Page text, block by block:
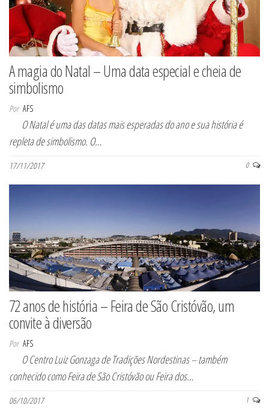
A magia do Natal – Uma data especial e cheia de
simbolismo
Por AFS
O Natal é uma das datas mais esperadas do ano e sua história é
repleta de simbolismo. O…
17/11/2017 0
72 anos de história – Feira de São Cristóvão, um
convite à diversão
Por AFS
O Centro Luiz Gonzaga de Tradições Nordestinas – também
conhecido como Feira de São Cristóvão ou Feira dos…
06/10/2017 1